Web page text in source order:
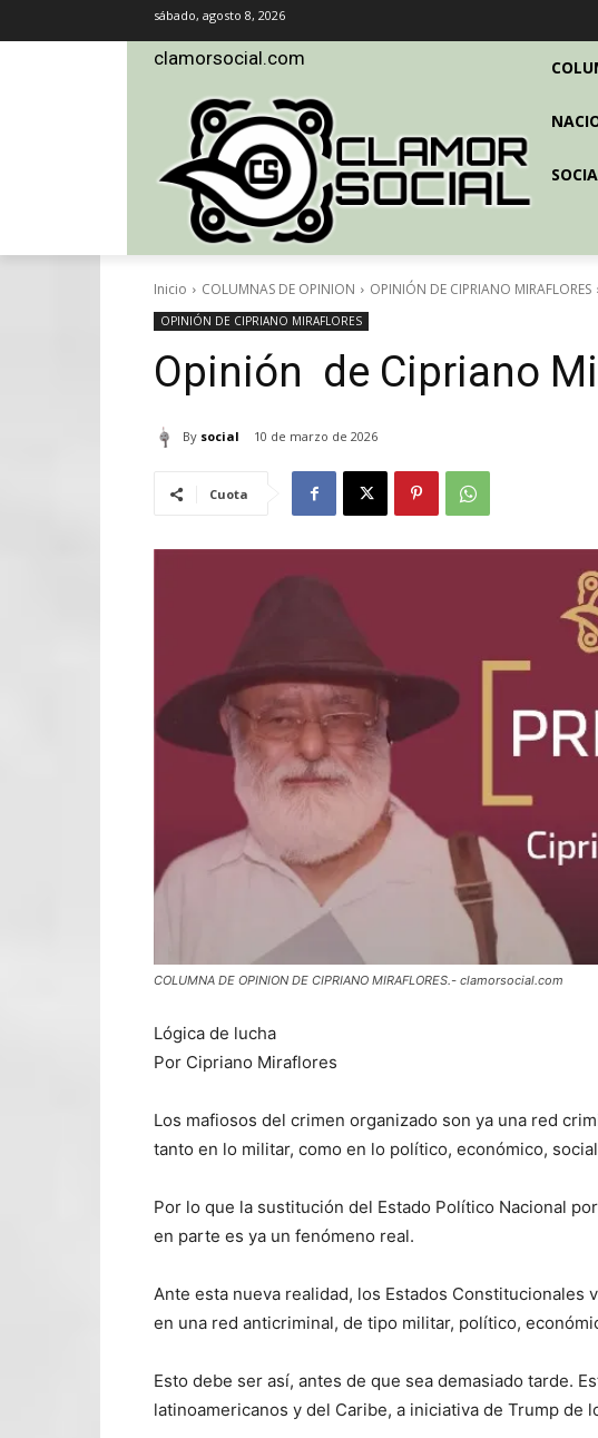
sábado, agosto 8, 2026
clamorsocial.com
Inicio COLUMNAS DE OPINION OPINIÓN DE CIPRIANO MIRAFLORES
OPINIÓN DE CIPRIANO MIRAFLORES
Opinión de Cipriano
By social 10 de marzo de 2026
Cuota
COLUMNA DE OPINION DE CIPRIANO MIRAFLORES.- clamorsocial.com
Lógica de lucha
Por Cipriano Miraflores
Los mafiosos del crimen organizado son ya una red
tanto en lo militar, como en lo político, económico,
Por lo que la sustitución del Estado Político Nacional
en parte es ya un fenómeno real.
Ante esta nueva realidad, los Estados
en una red anticriminal, de tipo militar, político,
Esto debe ser así, antes de que sea demasiado tarde.
latinoamericanos y del Caribe, a iniciativa de Trump de